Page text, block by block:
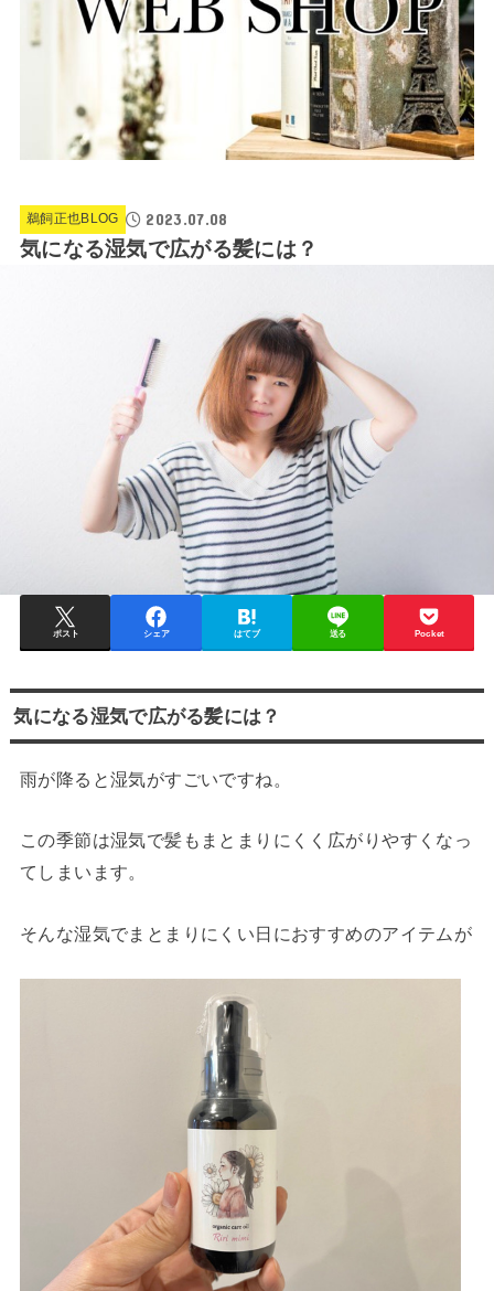
鵜飼正也BLOG 2023.07.08
気になる湿気で広がる髪には？
ポスト シェア はてブ 送る Pocket
気になる湿気で広がる髪には？
雨が降ると湿気がすごいですね。
この季節は湿気で髪もまとまりにくく広がりやすくなっ
てしまいます。
そんな湿気でまとまりにくい日におすすめのアイテムが